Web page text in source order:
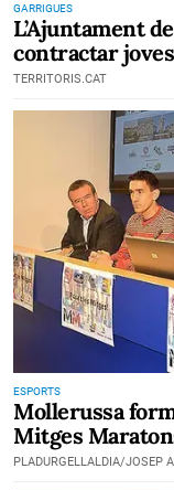
GARRIGUES
L’Ajuntament
contractar
TERRITORIS.CAT
ESPORTS
Mollerussa
Mitges
PLADURGELLALDIA/JOSEP